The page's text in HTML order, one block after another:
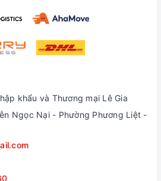
khẩu và Thương mại Lê Gia
Ngọc Nại - Phường Phương Liệt -